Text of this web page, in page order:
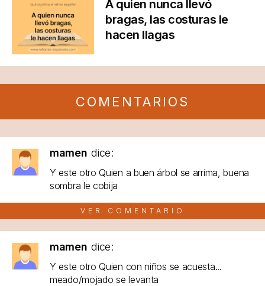
A quien nunca llevó
bragas, las costuras le
hacen llagas
COMENTARIOS
mamen dice:
Y este otro Quien a buen árbol se arrima, buena
sombra le cobija
VER COMENTARIO
mamen dice:
Y este otro Quien con niños se acuesta...
meado/mojado se levanta